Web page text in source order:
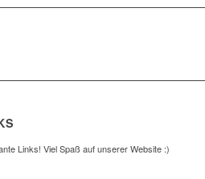
Links! Viel Spaß auf unserer Website :)